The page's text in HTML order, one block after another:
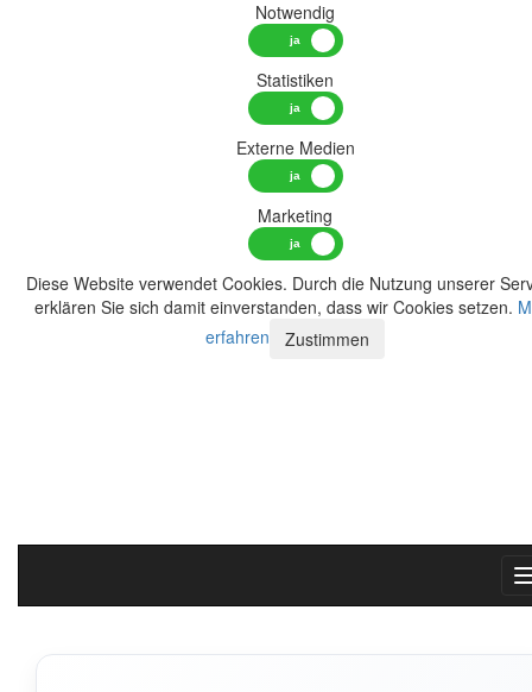
Notwendig
Statistiken
Externe Medien
Marketing
Diese Website verwendet Cookies. Durch die Nutzung unserer
erklären Sie sich damit einverstanden, dass wir Cookies setzen.
erfahren
Zustimmen